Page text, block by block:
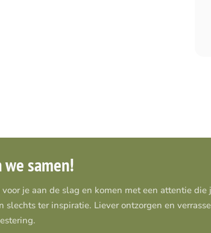
samen!
je aan de slag en komen met een attentie
slechts ter inspiratie. Liever ontzorgen en